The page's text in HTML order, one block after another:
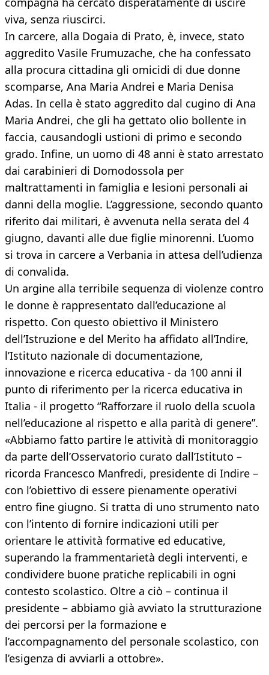
viva, senza riuscirci.
In carcere, alla Dogaia di Prato, è, invece, stato
aggredito Vasile Frumuzache, che ha confessato
alla procura cittadina gli omicidi di due donne
scomparse, Ana Maria Andrei e Maria Denisa
Adas. In cella è stato aggredito dal cugino di Ana
Maria Andrei, che gli ha gettato olio bollente in
faccia, causandogli ustioni di primo e secondo
grado. Infine, un uomo di 48 anni è stato arrestato
dai carabinieri di Domodossola per
maltrattamenti in famiglia e lesioni personali ai
danni della moglie. L’aggressione, secondo quanto
riferito dai militari, è avvenuta nella serata del 4
giugno, davanti alle due figlie minorenni. L’uomo
si trova in carcere a Verbania in attesa dell’udienza
di convalida.
Un argine alla terribile sequenza di violenze contro
le donne è rappresentato dall’educazione al
rispetto. Con questo obiettivo il Ministero
dell’Istruzione e del Merito ha affidato all’Indire,
l’Istituto nazionale di documentazione,
innovazione e ricerca educativa - da 100 anni il
punto di riferimento per la ricerca educativa in
Italia - il progetto “Rafforzare il ruolo della scuola
nell’educazione al rispetto e alla parità di genere”.
«Abbiamo fatto partire le attività di monitoraggio
da parte dell’Osservatorio curato dall’Istituto –
ricorda Francesco Manfredi, presidente di Indire –
con l’obiettivo di essere pienamente operativi
entro fine giugno. Si tratta di uno strumento nato
con l’intento di fornire indicazioni utili per
orientare le attività formative ed educative,
superando la frammentarietà degli interventi, e
condividere buone pratiche replicabili in ogni
contesto scolastico. Oltre a ciò – continua il
presidente – abbiamo già avviato la strutturazione
dei percorsi per la formazione e
l’accompagnamento del personale scolastico, con
l’esigenza di avviarli a ottobre».